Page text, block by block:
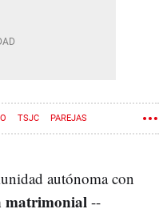
TSJC PAREJAS
autónoma con
matrimonial --